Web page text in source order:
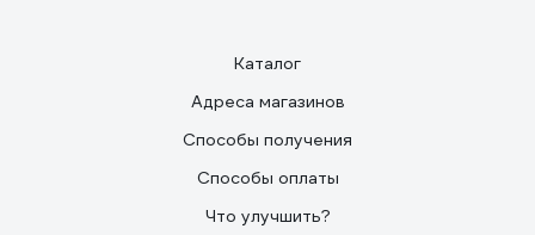
Каталог
Адреса магазинов
Способы получения
Способы оплаты
Что улучшить?